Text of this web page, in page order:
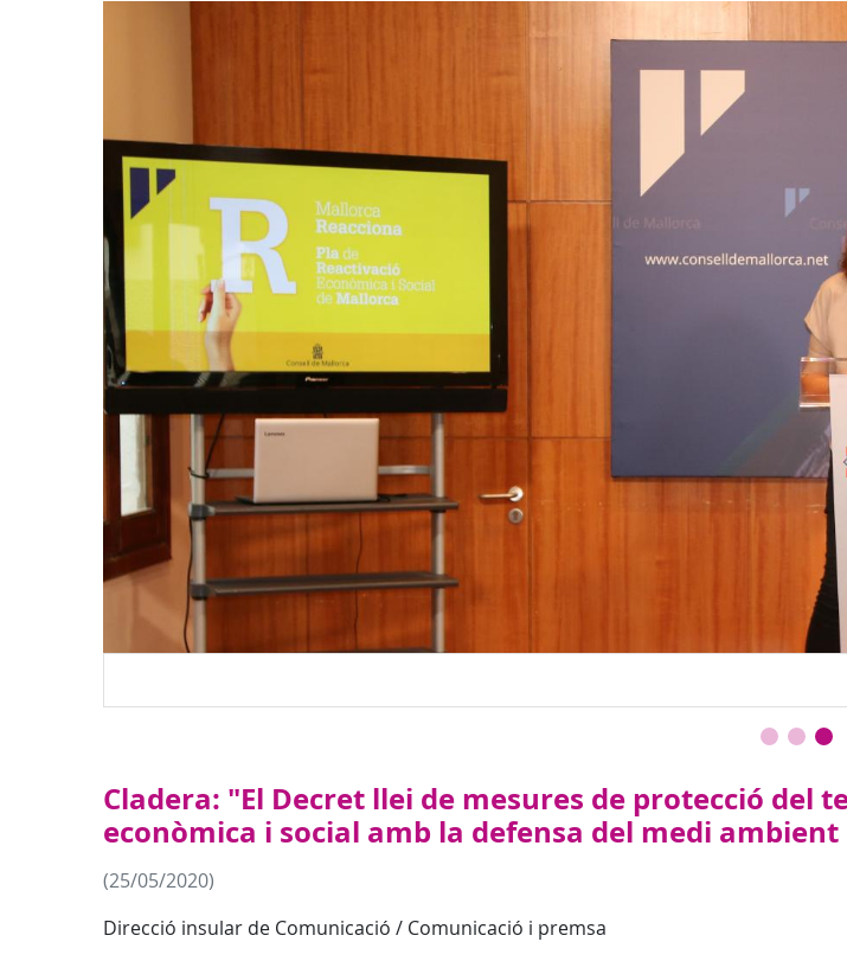
Cladera: "El Decret llei de mesures de protecció
econòmica i social amb la defensa del medi
(25/05/2020)
Direcció insular de Comunicació / Comunicació i premsa